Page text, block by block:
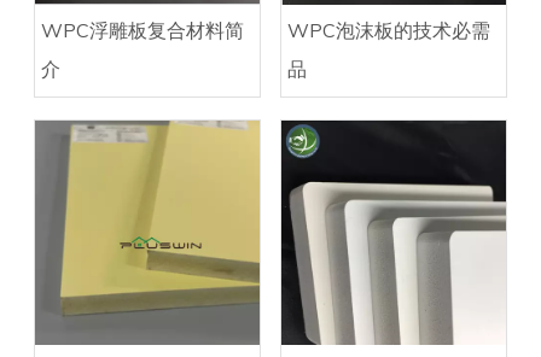
WPC浮雕板复合材料简
介
WPC泡沫板的技术必需
品